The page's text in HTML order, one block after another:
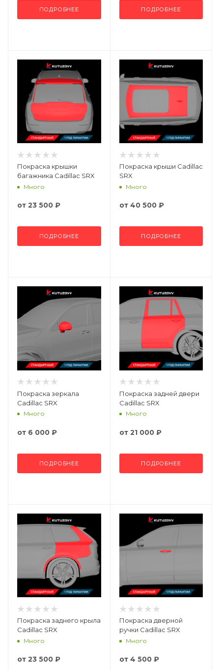
ПОДРОБНЕЕ ПОДРОБНЕЕ
Покраска крышки
багажника Cadillac SRX
Много
от 23 500 ₽
ПОДРОБНЕЕ
Покраска крыши Cadillac
SRX
Много
от 40 500 ₽
ПОДРОБНЕЕ
Покраска зеркала
Cadillac SRX
Много
от 6 000 ₽
ПОДРОБНЕЕ
Покраска задней двери
Cadillac SRX
Много
от 21 000 ₽
ПОДРОБНЕЕ
Покраска заднего крыла
Cadillac SRX
Много
от 23 500 ₽
Покраска дверной
ручки Cadillac SRX
Много
от 4 500 ₽